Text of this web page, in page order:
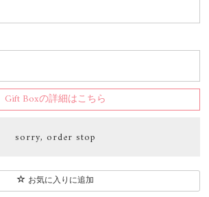
Gift Boxの詳細はこちら
sorry, order stop
お気に入りに追加